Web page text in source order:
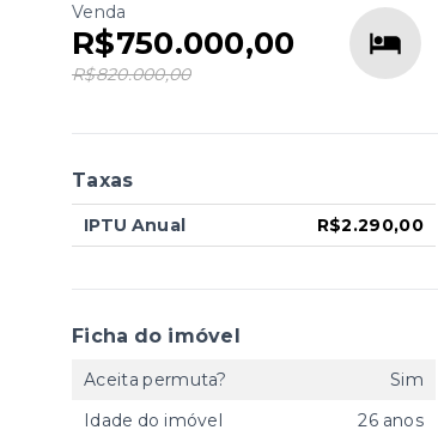
Venda
R$750.000,00
R$820.000,00
Taxas
IPTU Anual R$2.290,00
Ficha do imóvel
Aceita permuta?
Sim
Idade do imóvel
26 anos